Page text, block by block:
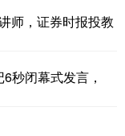
师，证券时报投教
秒闭幕式发言，